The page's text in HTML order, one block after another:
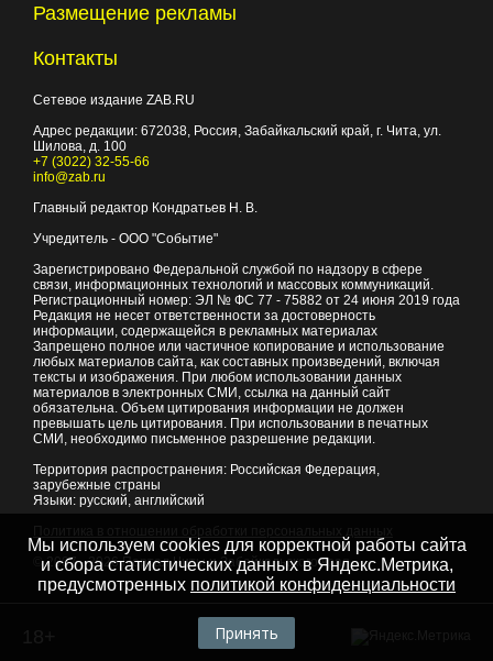
Размещение рекламы
Контакты
Сетевое издание ZAB.RU
Адрес редакции: 672038 , Россия, Забайкальский край, г. Чита ул.
Шилова, д. 100
+7 (3022) 32-55-66
info@zab.ru
Главный редактор Кондратьев Н. В.
Учредитель - ООО "Событие"
Зарегистрировано Федеральной службой по надзору в сфере
связи, информационных технологий и массовых коммуникаций.
Регистрационный номер: ЭЛ № ФС 77 - 75882 от 24 июня 2019 года
Редакция не несет ответственности за достоверность
информации, содержащейся в рекламных материалах
Запрещено полное или частичное копирование и использование
любых материалов сайта, как составных произведений, включая
тексты и изображения. При любом использовании данных
материалов в электронных СМИ, ссылка на данный сайт
обязательна. Объем цитирования информации не должен
превышать цель цитирования. При использовании в печатных
СМИ, необходимо письменное разрешение редакции.
Территория распространения: Российская Федерация,
зарубежные страны
Языки: русский, английский
© 2007 - 2026Портал Читы и Забайкальского края
Мы используем cookies для корректной работы сайта
и сбора статистических данных в Яндекс.Метрика,
предусмотренных политикой конфиденциальности
Принять